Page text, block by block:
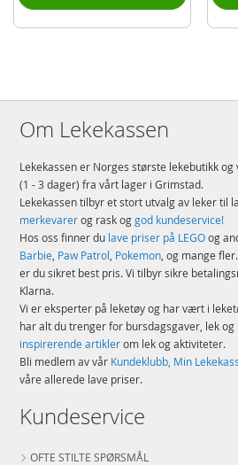
Om Lekekassen
Lekekassen er Norges største lekebutikk
(1 - 3 dager) fra vårt lager i Grimstad.
Lekekassen tilbyr et stort utvalg av leker til
merkevarerog rask oggod kundeservice!
Hos oss finner du lave priser på LEGOog
Barbie Paw Patrol Pokemon , og mange
er du sikret best pris. Vi tilbyr sikre
Klarna.
Vi er eksperter på leketøy og har vært i
har alt du trenger for bursdagsgaver, lek
inspirerende artiklerom lek og aktiviteter.
Bli medlem av vår Kundeklubb, Min
våre allerede lave priser.
Kundeservice
OFTE STILTE SPØRSMÅL